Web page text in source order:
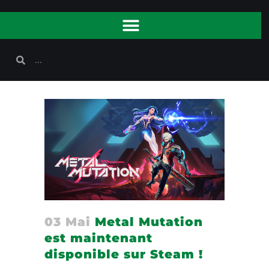
03 Mai Metal Mutation
est maintenant
disponible sur Steam !